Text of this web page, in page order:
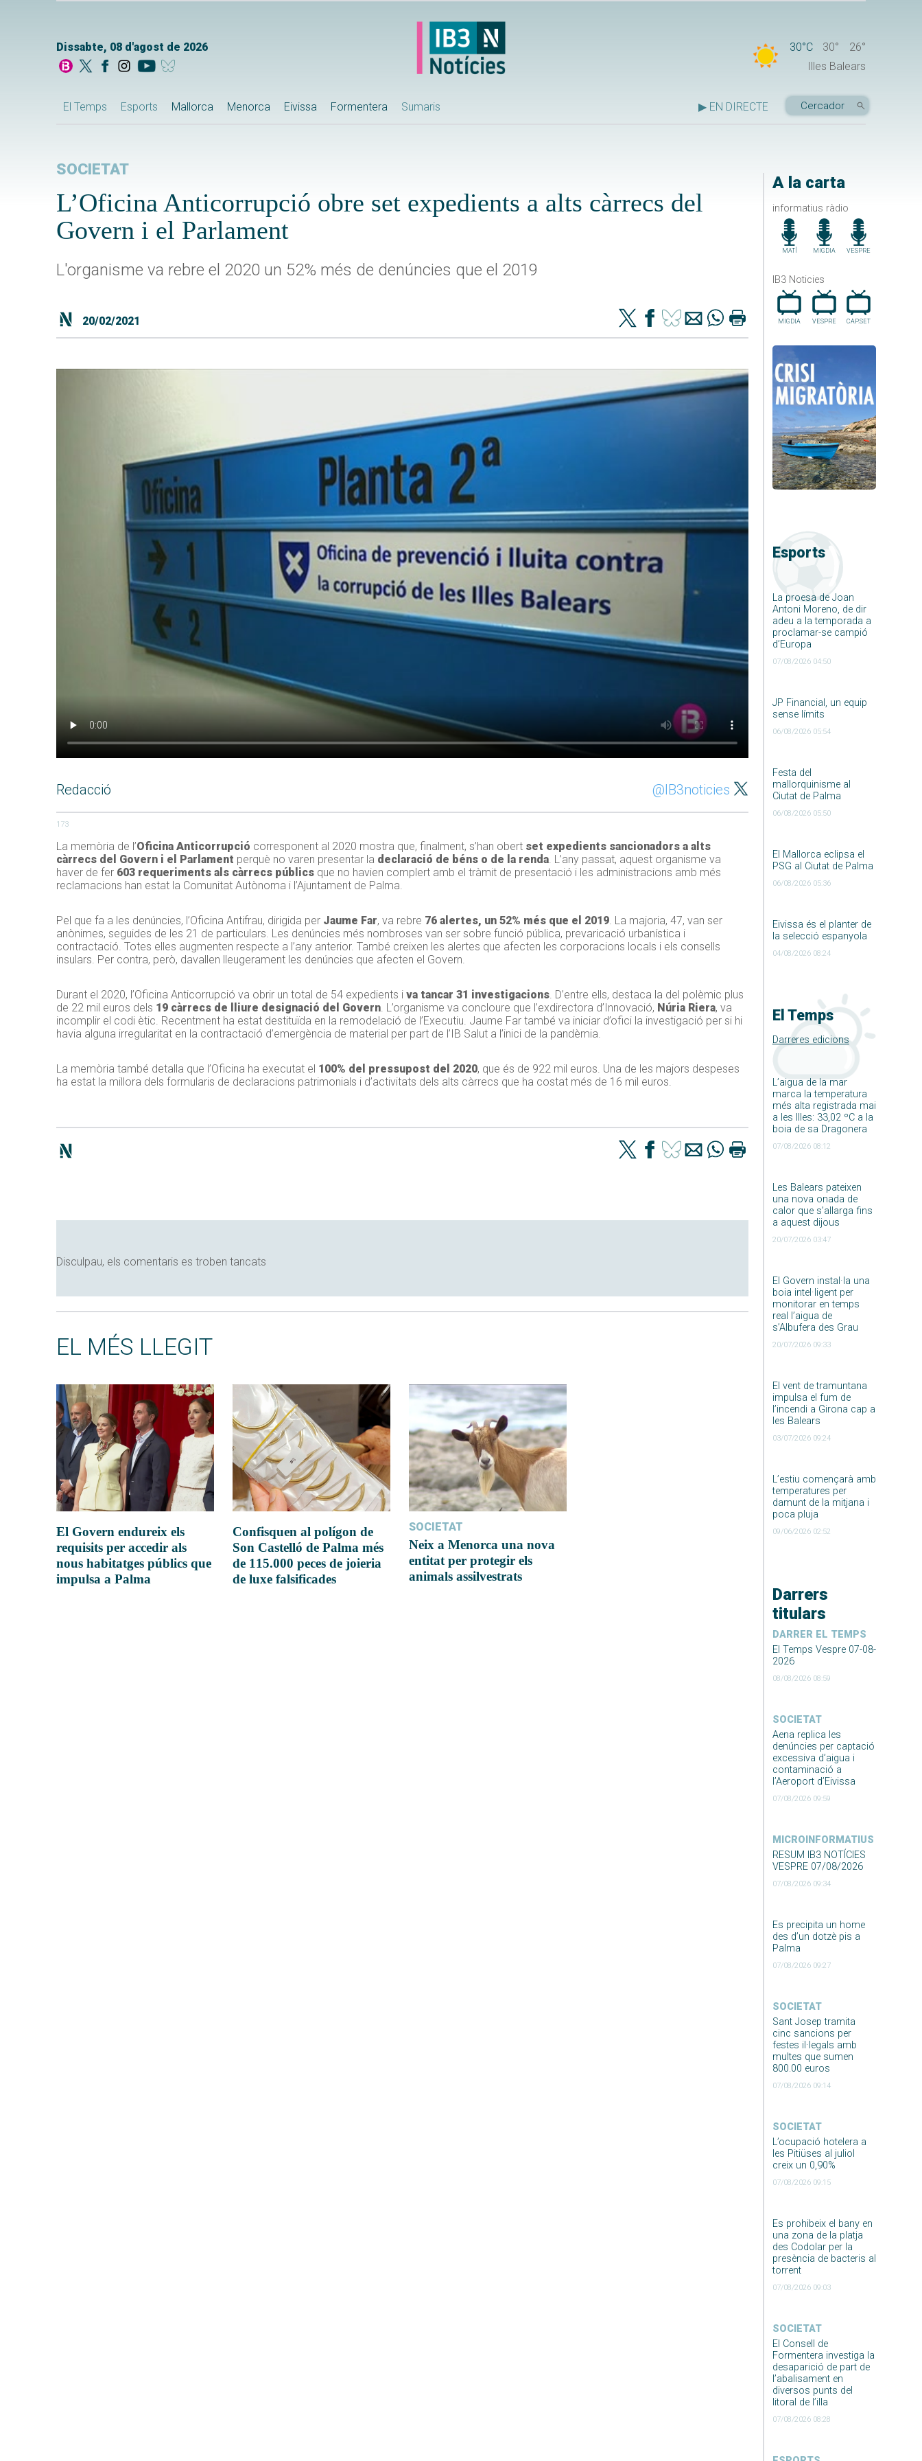
Dissabte, 08 d'agost de 2026 30°C 30°
26°
Illes Balears
El Temps Esports Mallorca Menorca Eivissa Formentera Sumaris ▶ EN DIRECTE
A la carta
informatius ràdio
MATÍ MIGDIA VESPRE
IB3 Noticies
MIGDIA VESPRE CAP.SET
Esports
La proesa de Joan
Antoni Moreno, de dir
adeu a la temporada a
proclamar-se campió
d’Europa
07/08/2026 04:50
JP Financial, un equip
sense límits
06/08/2026 05:54
Festa del
mallorquinisme al
Ciutat de Palma
06/08/2026 05:50
El Mallorca eclipsa el
PSG al Ciutat de Palma
06/08/2026 05:36
Eivissa és el planter de
la selecció espanyola
04/08/2026 08:24
El Temps
Darreres edicions
L’aigua de la mar
marca la temperatura
més alta registrada mai
a les Illes: 33,02 ºC a la
boia de sa Dragonera
07/08/2026 08:12
Les Balears pateixen
una nova onada de
calor que s’allarga fins
a aquest dijous
20/07/2026 03:47
El Govern instal·la una
boia intel·ligent per
monitorar en temps
real l’aigua de
s’Albufera des Grau
20/07/2026 09:33
El vent de tramuntana
impulsa el fum de
l’incendi a Girona cap a
les Balears
03/07/2026 09:24
L’estiu començarà amb
temperatures per
damunt de la mitjana i
poca pluja
09/06/2026 02:52
Darrers
titulars
DARRER EL TEMPS
El Temps Vespre 07-08-
2026
08/08/2026 08:59
SOCIETAT
Aena replica les
denúncies per captació
excessiva d’aigua i
contaminació a
l’Aeroport d’Eivissa
07/08/2026 09:59
MICROINFORMATIUS
RESUM IB3 NOTÍCIES
VESPRE 07/08/2026
07/08/2026 09:34
Es precipita un home
des d’un dotzè pis a
Palma
07/08/2026 09:27
SOCIETAT
Sant Josep tramita
cinc sancions per
festes il·legals amb
multes que sumen
800.00 euros
07/08/2026 09:14
SOCIETAT
L’ocupació hotelera a
les Pitiüses al juliol
creix un 0,90%
07/08/2026 09:15
Es prohibeix el bany en
una zona de la platja
des Codolar per la
presència de bacteris al
torrent
07/08/2026 09:03
SOCIETAT
El Consell de
Formentera investiga la
desaparició de part de
l’abalisament en
diversos punts del
litoral de l’illa
07/08/2026 08:28
SOCIETAT
L’Oficina Anticorrupció obre set expedients a alts càrrecs del
Govern i el Parlament
L'organisme va rebre el 2020 un 52% més de denúncies que el 2019
20/02/2021
Redacció @IB3noticies
173
La memòria de l’Oficina Anticorrupció corresponent al 2020 mostra que, finalment, s’han obert set expedients sancionadors a alts
càrrecs del Govern i el Parlament perquè no varen presentar la declaració de béns o de la renda. L’any passat, aquest organisme va
haver de fer 603 requeriments als càrrecs públics que no havien complert amb el tràmit de presentació i les administracions amb més
reclamacions han estat la Comunitat Autònoma i l’Ajuntament de Palma.
Pel que fa a les denúncies, l’Oficina Antifrau, dirigida per Jaume Far, va rebre 76 alertes, un 52% més que el 2019. La majoria, 47, van ser
anònimes, seguides de les 21 de particulars. Les denúncies més nombroses van ser sobre funció pública, prevaricació urbanística i
contractació. Totes elles augmenten respecte a l’any anterior. També creixen les alertes que afecten les corporacions locals i els consells
insulars. Per contra, però, davallen lleugerament les denúncies que afecten el Govern.
Durant el 2020, l’Oficina Anticorrupció va obrir un total de 54 expedients i va tancar 31 investigacions. D’entre ells, destaca la del polèmic plus
de 22 mil euros dels 19 càrrecs de lliure designació del Govern. L’organisme va concloure que l’exdirectora d’Innovació, Núria Riera, va
incomplir el codi ètic. Recentment ha estat destituïda en la remodelació de l’Executiu. Jaume Far també va iniciar d’ofici la investigació per si hi
havia alguna irregularitat en la contractació d’emergència de material per part de l’IB Salut a l’inici de la pandèmia.
La memòria també detalla que l’Oficina ha executat el 100% del pressupost del 2020, que és de 922 mil euros. Una de les majors despeses
ha estat la millora dels formularis de declaracions patrimonials i d’activitats dels alts càrrecs que ha costat més de 16 mil euros.
Disculpau, els comentaris es troben tancats
EL MÉS LLEGIT
El Govern endureix els
requisits per accedir als
nous habitatges públics que
impulsa a Palma
Confisquen al polígon de
Son Castelló de Palma més
de 115.000 peces de joieria
de luxe falsificades
SOCIETAT
Neix a Menorca una nova
entitat per protegir els
animals assilvestrats